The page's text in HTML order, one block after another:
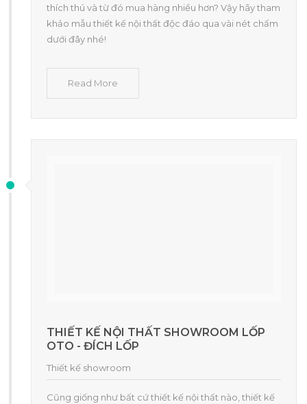
thích thú và từ đó mua hàng nhiều hơn? Vậy hãy tham
khảo mẫu thiết kế nội thất độc đáo qua vài nét chấm
dưới đây nhé!
Read More
THIẾT KẾ NỘI THẤT SHOWROOM LỐP
OTO - ĐÍCH LỐP
Thiết kế showroom
Cũng giống như bất cứ thiết kế nội thất nào, thiết kế